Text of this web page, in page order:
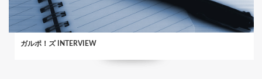
ガルポ！ズ INTERVIEW